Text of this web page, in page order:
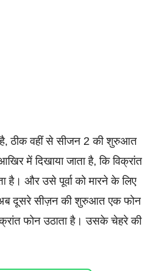
है, ठीक वहीं से सीजन 2 की शुरुआत
में दिखाया जाता है, कि विक्रांत
है। और उसे पूर्वा को मारने के लिए
अब दूसरे सीज़न की शुरुआत एक फोन
फोन उठाता है। उसके चेहरे की